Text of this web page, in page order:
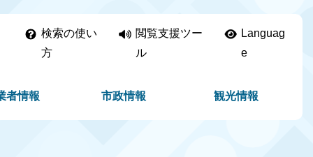
検索の使い
方
閲覧支援ツー
ル
Languag
e
者情報 市政情報 観光情報